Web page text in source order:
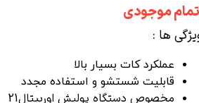
موجودی
ها :
عملکرد کات بسیار بالا
قابلیت شستشو و استفاده مجدد
مخصوص دستگاه پولیش اوربیتال21